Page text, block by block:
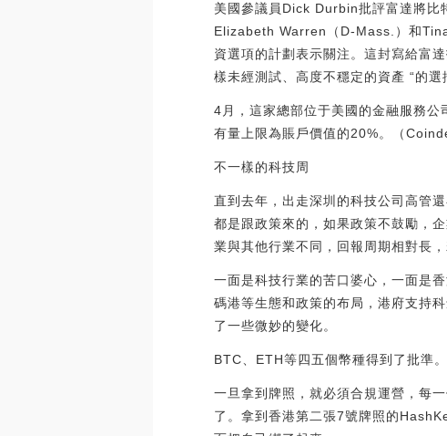
美國參議員Dick Durbin批評富達將
Elizabeth Warren（D-Mass.）和
資選項的計劃表示關注。這封寫給富
樣未經測試、高度不穩定的資產 “的選
4月，這家總部位于美國的金融服務
有量上限為賬戶價值的20%。（
不一樣的科技周
直到去年，出走深圳的科技公司高管
都是跟政策來的，如果政策不鼓勵，
業與其他行業不同，回報周期相對長
一面是科技行業的苦口婆心，一面是
碼港等生態和政策的布局，港府支持
了一些微妙的變化。
BTC、ETH等四五個幣種得到了批準。
一旦拿到牌照，就必須合規運營，每
了。拿到香港第二張7號牌照的